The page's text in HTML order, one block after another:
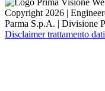
Copyright 2026 |
Parma S.p.A. | Divisione
Disclaimer trattamento